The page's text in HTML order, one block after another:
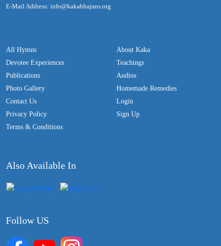
E-Mail Address: info@kakabhajans.org
All Hymns
Devotee Experiences
Publications
Photo Gallery
Contact Us
Privacy Policy
Terms & Conditions
About Kaka
Teachings
Audios
Homemade Remedies
Login
Sign Up
Also Available In
Follow US